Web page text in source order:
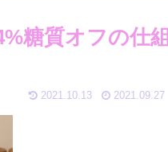
糖質オフの仕組
2021.10.13 2021.09.27